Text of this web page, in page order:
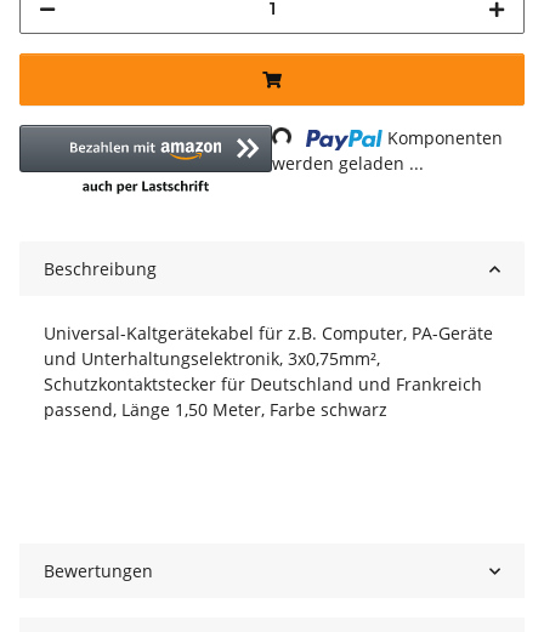
Loading...
Komponenten
werden geladen ...
Beschreibung
Universal-Kaltgerätekabel für z.B. Computer, PA-Geräte
und Unterhaltungselektronik, 3x0,75mm²,
Schutzkontaktstecker für Deutschland und Frankreich
passend, Länge 1,50 Meter, Farbe schwarz
Bewertungen